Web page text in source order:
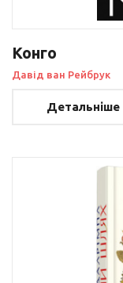
Конго
Давід ван Рейбрук
Детальніше